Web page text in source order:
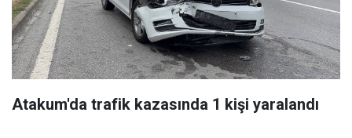
Atakum'da trafik kazasında 1 kişi yaralandı